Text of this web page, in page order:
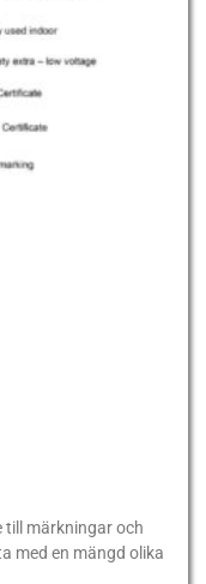
till märkningar och
med en mängd olika